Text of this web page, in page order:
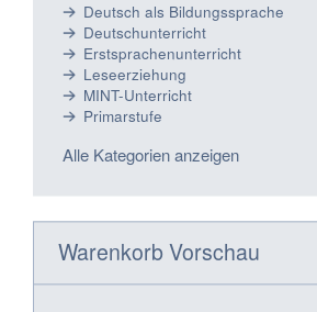
Deutsch als Bildungssprache
Deutschunterricht
Erstsprachenunterricht
Leseerziehung
MINT-Unterricht
Primarstufe
Alle Kategorien anzeigen
Warenkorb Vorschau